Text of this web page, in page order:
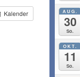
Kalender AUG.
30
So.
OKT.
11
So.